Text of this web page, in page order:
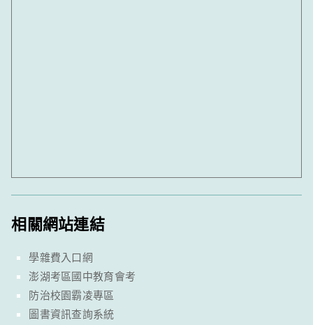
相關網站連結
學雜費入口網
澎湖考區國中教育會考
防治校園霸凌專區
圖書資訊查詢系統